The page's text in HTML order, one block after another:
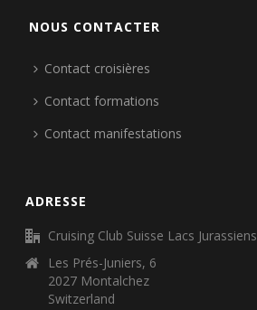
NOUS CONTACTER
Contact croisières
Contact formations
Contact manifestations
ADRESSE
Cruising Club Suisse Lacs Jurassiens
Les Prés-Juniers, 6
2027 Montalchez
Switzerland